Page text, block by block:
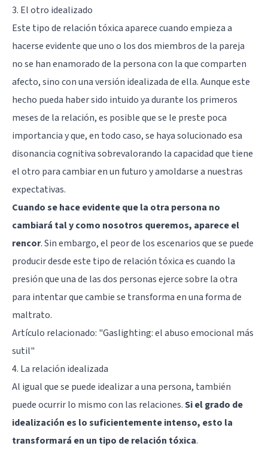
3. El otro idealizado
Este tipo de relación tóxica aparece cuando empieza a
hacerse evidente que uno o los dos miembros de la pareja
no se han enamorado de la persona con la que comparten
afecto, sino con una versión idealizada de ella. Aunque este
hecho pueda haber sido intuido ya durante los primeros
meses de la relación, es posible que se le preste poca
importancia y que, en todo caso, se haya solucionado esa
disonancia cognitivasobrevalorando la capacidad que tiene
el otro para cambiar en un futuro y amoldarse a nuestras
expectativas.
Cuando se hace evidente que la otra persona no
cambiará tal y como nosotros queremos, aparece el
rencor. Sin embargo, el peor de los escenarios que se puede
producir desde este tipo de relación tóxica es cuando la
presión que una de las dos personas ejerce sobre la otra
para intentar que cambie se transforma en una forma de
maltrato.
Artículo relacionado: "Gaslighting: el abuso emocional más
sutil"
4. La relación idealizada
Al igual que se puede idealizar a una persona, también
puede ocurrir lo mismo con las relaciones.Si el grado de
idealización es lo suficientemente intenso, esto la
transformará en un tipo de relación tóxica.